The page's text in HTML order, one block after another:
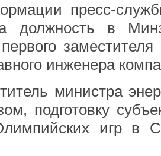
пресс-
должность в
инженера
министра
подготовку
игр в